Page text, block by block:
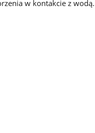
w kontakcie z wodą.